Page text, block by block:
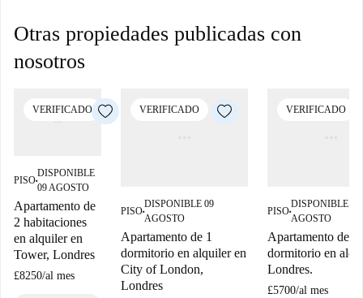
Otras propiedades publicadas con
nosotros
VERIFICADO
PISO■
DISPONIBLE
09 AGOSTO
Apartamento de
2 habitaciones
en alquiler en
Tower, Londres
£8250/al mes
VERIFICADO
PISO■
DISPONIBLE 09
AGOSTO
Apartamento de 1
dormitorio en alquiler en
City of London,
Londres
VERIFICADO
PISO■
DISPONIBLE 09
AGOSTO
Apartamento de 1
dormitorio en
Londres.
£5700/al mes